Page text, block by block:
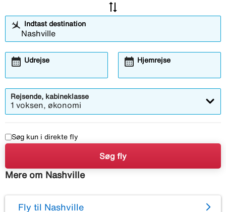
sync_alt
Indtast destination
Udrejse
calendar_month Hjemrejse
calendar_month
Rejsende, kabineklasse
1 voksen, økonomi
Søg kun i direkte fly
Søg fly
Mere om Nashville
Fly til Nashville